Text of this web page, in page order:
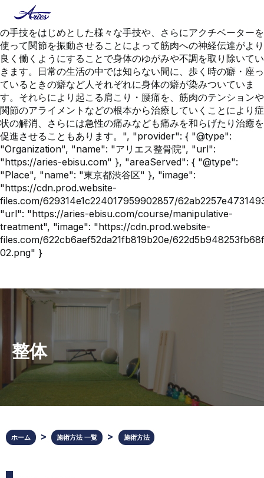
{ "@context": "https://schema.org", "@type": "Service",
"name": "整体", "description": "指圧・揉捏・ストレッチなど
の手技をはじめとした様々な手技や、さらにアクチベーターを
使って関節を振動させることによって筋肉への神経伝達がより
良く働くようにすることで身体のゆがみや不調を取り除いてい
きます。日常の生活の中では知らない間に、歩く時の癖・座っ
ているときの癖など人それぞれに身体の癖が染みついていま
す。それらにより起こる肩こり・腰痛を、筋肉のテンションや
関節のアライメントなどの根本から治療していくことにより症
状の解消、さらには急性の痛みなども痛みを和らげたり治癒を
促進させることもあります。", "provider": { "@type":
"Organization", "name": "アリエス整骨院", "url":
"https://aries-ebisu.com" }, "areaServed": { "@type":
"Place", "name": "東京都渋谷区" }, "image":
"https://cdn.prod.website-
files.com/629314e1c224017959902857/
"url": "https://aries-ebisu.com/course/manipulative-
treatment", "image": "https://cdn.prod.website-
files.com/622cb6aef52da21fb819b20e/
02.png" }
整体
ホーム 施術方法 一覧 施術方法